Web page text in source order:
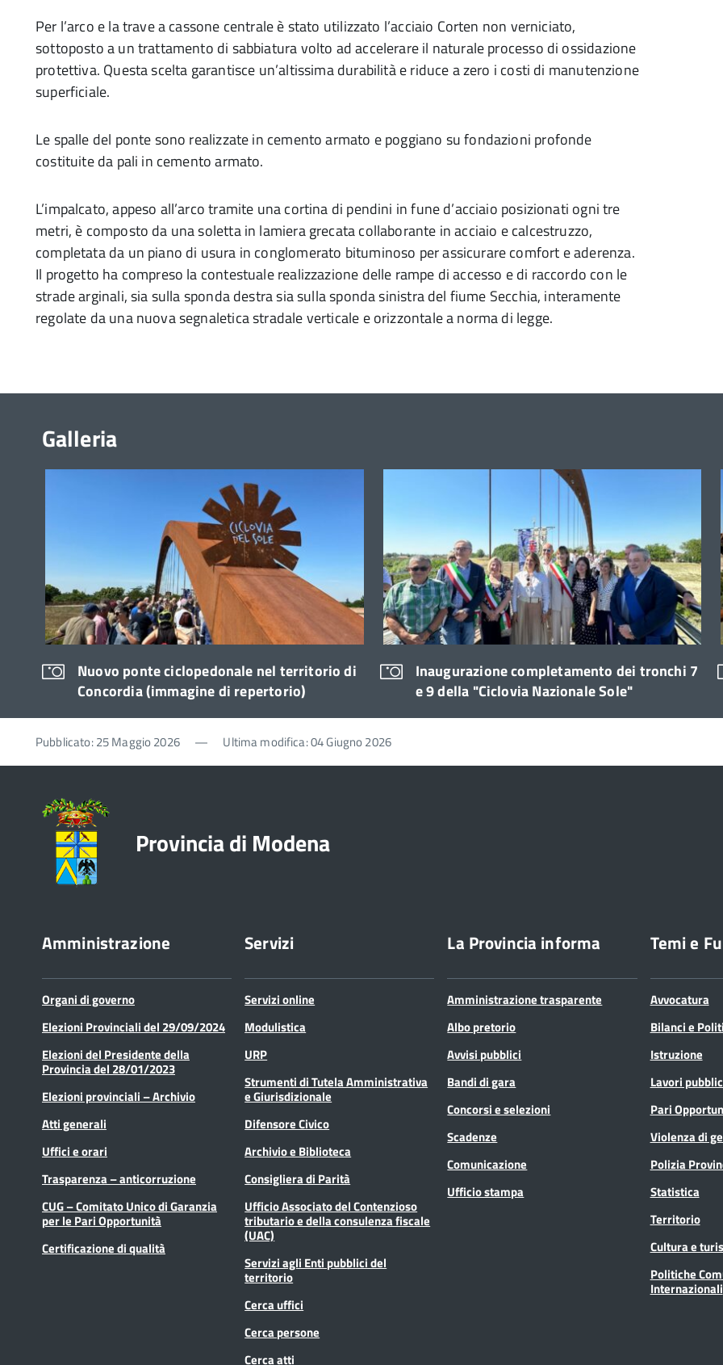
Per l’arco e la trave a cassone centrale è stato utilizzato l’acciaio Corten non verniciato,
sottoposto a un trattamento di sabbiatura volto ad accelerare il naturale processo di ossidazione
protettiva. Questa scelta garantisce un’altissima durabilità e riduce a zero i costi di manutenzione
superficiale.
Le spalle del ponte sono realizzate in cemento armato e poggiano su fondazioni profonde
costituite da pali in cemento armato.
L’impalcato, appeso all’arco tramite una cortina di pendini in fune d’acciaio posizionati ogni tre
metri, è composto da una soletta in lamiera grecata collaborante in acciaio e calcestruzzo,
completata da un piano di usura in conglomerato bituminoso per assicurare comfort e aderenza.
Il progetto ha compreso la contestuale realizzazione delle rampe di accesso e di raccordo con le
strade arginali, sia sulla sponda destra sia sulla sponda sinistra del fiume Secchia, interamente
regolate da una nuova segnaletica stradale verticale e orizzontale a norma di legge.
Galleria
Nuovo ponte ciclopedonale nel territorio di
Concordia (immagine di repertorio)
Inaugurazione completamento dei tronchi 7
e 9 della "Ciclovia Nazionale Sole"
Pubblicato: 25 Maggio 2026 — Ultima modifica: 04 Giugno 2026
Provincia di Modena
Amministrazione
Organi di governo
Elezioni Provinciali del 29/09/2024
Elezioni del Presidente della
Provincia del 28/01/2023
Elezioni provinciali – Archivio
Atti generali
Uffici e orari
Trasparenza – anticorruzione
CUG – Comitato Unico di Garanzia
per le Pari Opportunità
Certificazione di qualità
Servizi
Servizi online
Modulistica
URP
Strumenti di Tutela Amministrativa
e Giurisdizionale
Difensore Civico
Archivio e Biblioteca
Consigliera di Parità
Ufficio Associato del Contenzioso
tributario e della consulenza fiscale
(UAC)
Servizi agli Enti pubblici del
territorio
Cerca uffici
Cerca persone
Cerca atti
La Provincia informa
Amministrazione trasparente
Albo pretorio
Avvisi pubblici
Bandi di gara
Concorsi e selezioni
Scadenze
Comunicazione
Ufficio stampa
Temi e
Avvocatura
Bilanci e
Istruzione
Lavori
Pari
Violenza di
Polizia
Statistica
Territorio
Cultura e
Politiche
Internazionali